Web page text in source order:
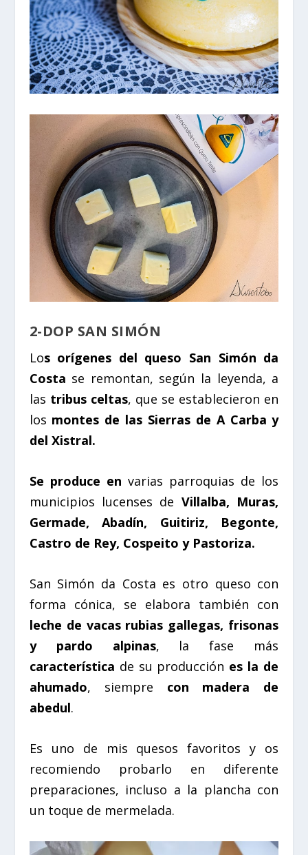
2-DOP SAN SIMÓN
Los orígenes del queso San Simón da
Costa se remontan, según la leyenda, a
las tribus celtas, que se establecieron en
los montes de las Sierras de A Carba y
del Xistral.
Se produce en varias parroquias de los
municipios lucenses de Villalba, Muras,
Germade, Abadín, Guitiriz, Begonte,
Castro de Rey, Cospeito y Pastoriza.
San Simón da Costa es otro queso con
forma cónica, se elabora también con
leche de vacas rubias gallegas, frisonas
y pardo alpinas, la fase más
característica de su producción es la de
ahumado, siempre con madera de
abedul.
Es uno de mis quesos favoritos y os
recomiendo probarlo en diferente
preparaciones, incluso a la plancha con
un toque de mermelada.